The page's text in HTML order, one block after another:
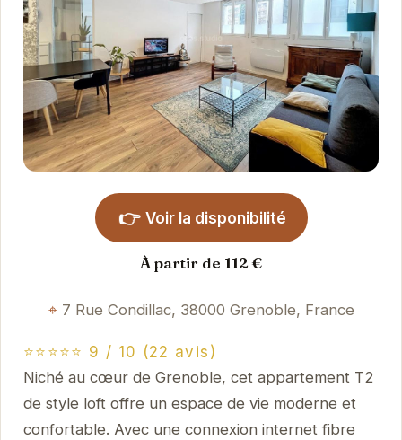
👉 Voir la disponibilité
À partir de 112 €
7 Rue Condillac, 38000 Grenoble, France
⭐⭐⭐⭐⭐ 9 / 10 (22 avis)
Niché au cœur de Grenoble, cet appartement T2
de style loft offre un espace de vie moderne et
confortable. Avec une connexion internet fibre